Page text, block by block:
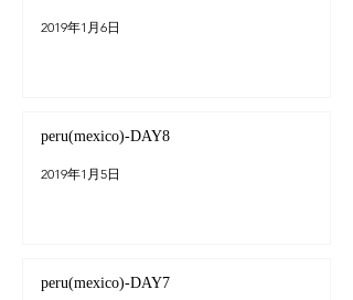
2019年1月6日
peru(mexico)-DAY8
2019年1月5日
peru(mexico)-DAY7